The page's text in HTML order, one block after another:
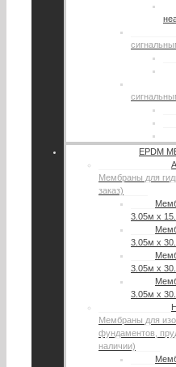
EPDM
Мембраны для
заказ)
3.05м х
3.05м х
3.05м х
3.05м х
Мембраны для
фундаментов,
наличии)